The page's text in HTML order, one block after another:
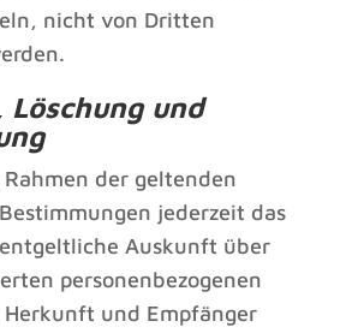
nicht von Dritten
und
der geltenden
jederzeit das
Auskunft über
personenbezogenen
Herkunft und Empfänger